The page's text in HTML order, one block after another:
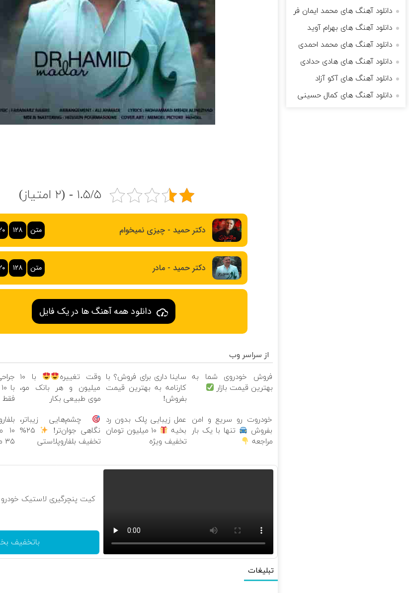
۱.۵/۵ - (۲ امتیاز)
دکتر حمید - چیزی نمیخوام متن ۱۲۸
دکتر حمید - مادر متن ۱۲۸
دانلود همه آهنگ ها در یک فایل
از سراسر وب
فروش خودروی شما به
بهترین قیمت بازار
ساینا داری برای فروش؟ با
کارنامه به بهترین قیمت
بفروش!
وقت تغییره
با ۱۰
میلیون و هر بانک مو،
موی طبیعی بکار
فقط ۳۵
خودروت رو سریع و امن
بفروش
تنها با یک بار
مراجعه
عمل زیبایی پلک بدون رد
بخیه
۱۰ میلیون تومان
تخفیف ویژه
چشم‌هایی زیباتر،
نگاهی جوان‌تر!
۲۵%
تخفیف بلفاروپلاستی
۳۵ میلیون
کیت پنچرگیری لاستیک خودرو
باتخفیف
تبلیغات
دانلود آهنگ های محمد ایمان فر
دانلود آهنگ های بهرام آوید
دانلود آهنگ های محمد احمدی
دانلود آهنگ های هادی حدادی
دانلود آهنگ های آکو آزاد
دانلود آهنگ های کمال حسینی